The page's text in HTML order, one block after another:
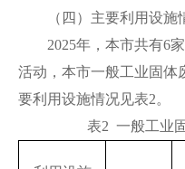
（四）主要利用设施
2025年，本市共有6家
活动，本市一般工业固体
要利用设施情况见表2。
表2 一般工业